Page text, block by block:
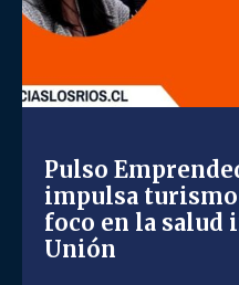
Pulso
impulsa
foco en la salud
Unión